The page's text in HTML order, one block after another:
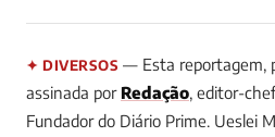
✦ DIVERSOS — Esta reportagem,
assinada por Redação , editor-
Fundador do Diário Prime. Ueslei